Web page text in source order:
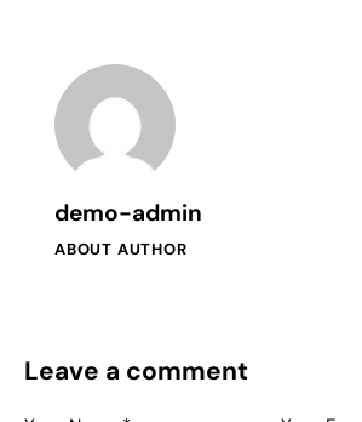
demo-admin
ABOUT AUTHOR
Leave a comment